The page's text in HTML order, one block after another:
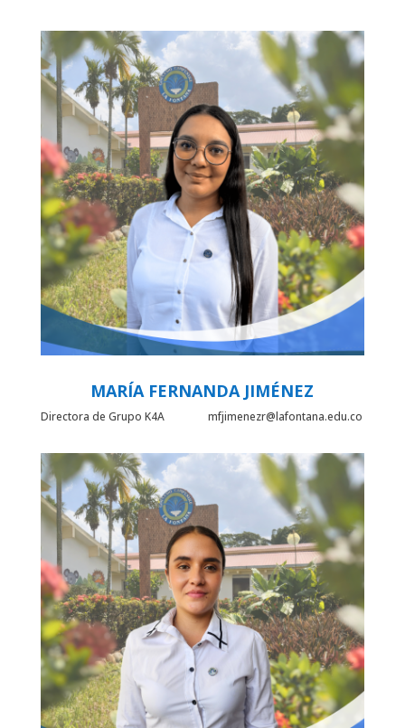
MARÍA FERNANDA JIMÉNEZ
Directora de Grupo K4A mfjimenezr@lafontana.edu.co